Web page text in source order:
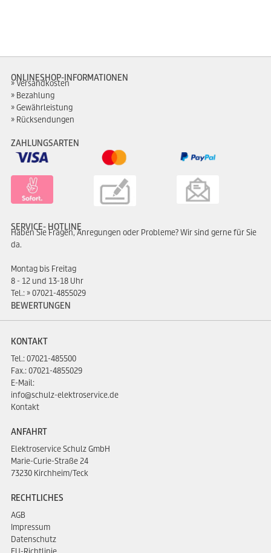
ONLINESHOP-INFORMATIONEN
Versandkosten
Bezahlung
Gewährleistung
Rücksendungen
ZAHLUNGSARTEN
SERVICE- HOTLINE
Haben Sie Fragen, Anregungen oder Probleme? Wir sind gerne für Sie
da.
Montag bis Freitag
8 - 12 und 13-18 Uhr
Tel.: 07021-4855029
BEWERTUNGEN
KONTAKT
Tel.:07021-485500
Fax.: 07021-4855029
E-Mail:
info@schulz-elektroservice.de
Kontakt
ANFAHRT
Elektroservice Schulz GmbH
Marie-Curie-Straße 24
73230 Kirchheim/Teck
RECHTLICHES
AGB
Impressum
Datenschutz